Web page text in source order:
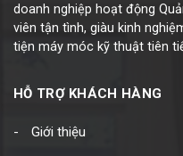
doanh nghiệp hoạt động
viên tận tình, giàu kinh
tiện máy móc kỹ thuật tiên
HỖ TRỢ KHÁCH HÀNG
Giới thiệu